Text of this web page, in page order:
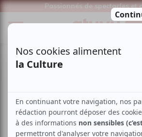
Passionnés de spectacles et